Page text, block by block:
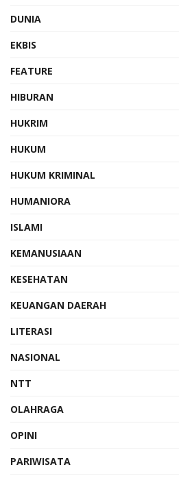
DUNIA
EKBIS
FEATURE
HIBURAN
HUKRIM
HUKUM
HUKUM KRIMINAL
HUMANIORA
ISLAMI
KEMANUSIAAN
KESEHATAN
KEUANGAN DAERAH
LITERASI
NASIONAL
NTT
OLAHRAGA
OPINI
PARIWISATA